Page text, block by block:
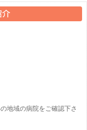
地域の病院をご確認下さ